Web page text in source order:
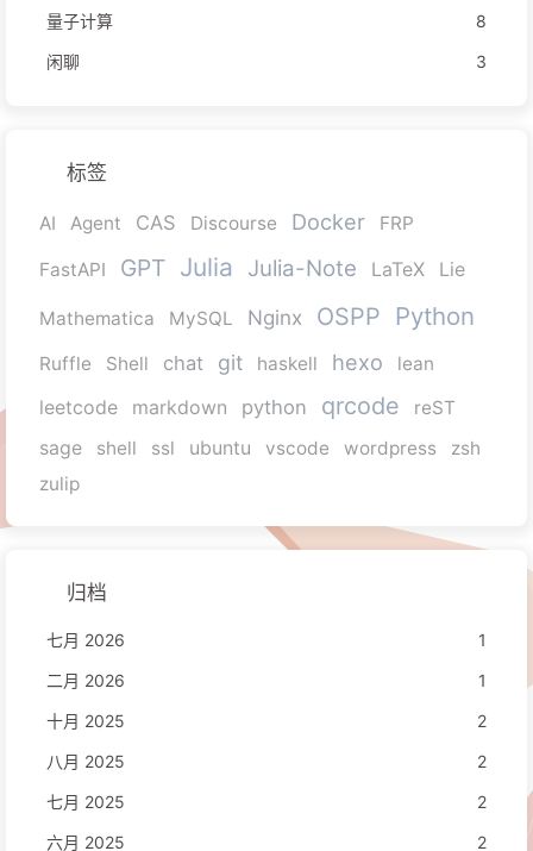
量子计算
8
闲聊
3
标签
AI Agent CAS Discourse Docker FRP
FastAPI GPT Julia Julia-Note LaTeX Lie
Mathematica MySQL Nginx OSPP Python
Ruffle Shell chat git haskell hexo
lean
leetcode
markdown python qrcode
reST
sage
shell ssl ubuntu vscode wordpress
zsh
zulip
归档
七月 2026
1
二月 2026
1
十月 2025
2
八月 2025
2
七月 2025
2
六月 2025
2